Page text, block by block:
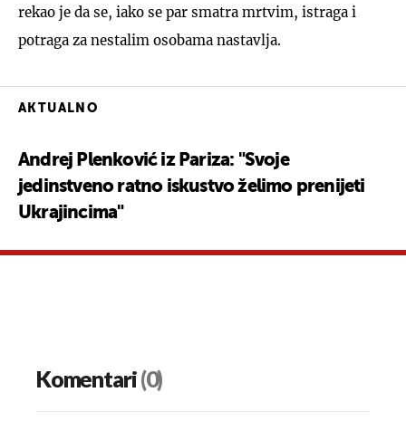
rekao je da se, iako se par smatra mrtvim, istraga i
potraga za nestalim osobama nastavlja.
AKTUALNO
Andrej Plenković iz Pariza: "Svoje
jedinstveno ratno iskustvo želimo prenijeti
Ukrajincima"
Komentari(0)